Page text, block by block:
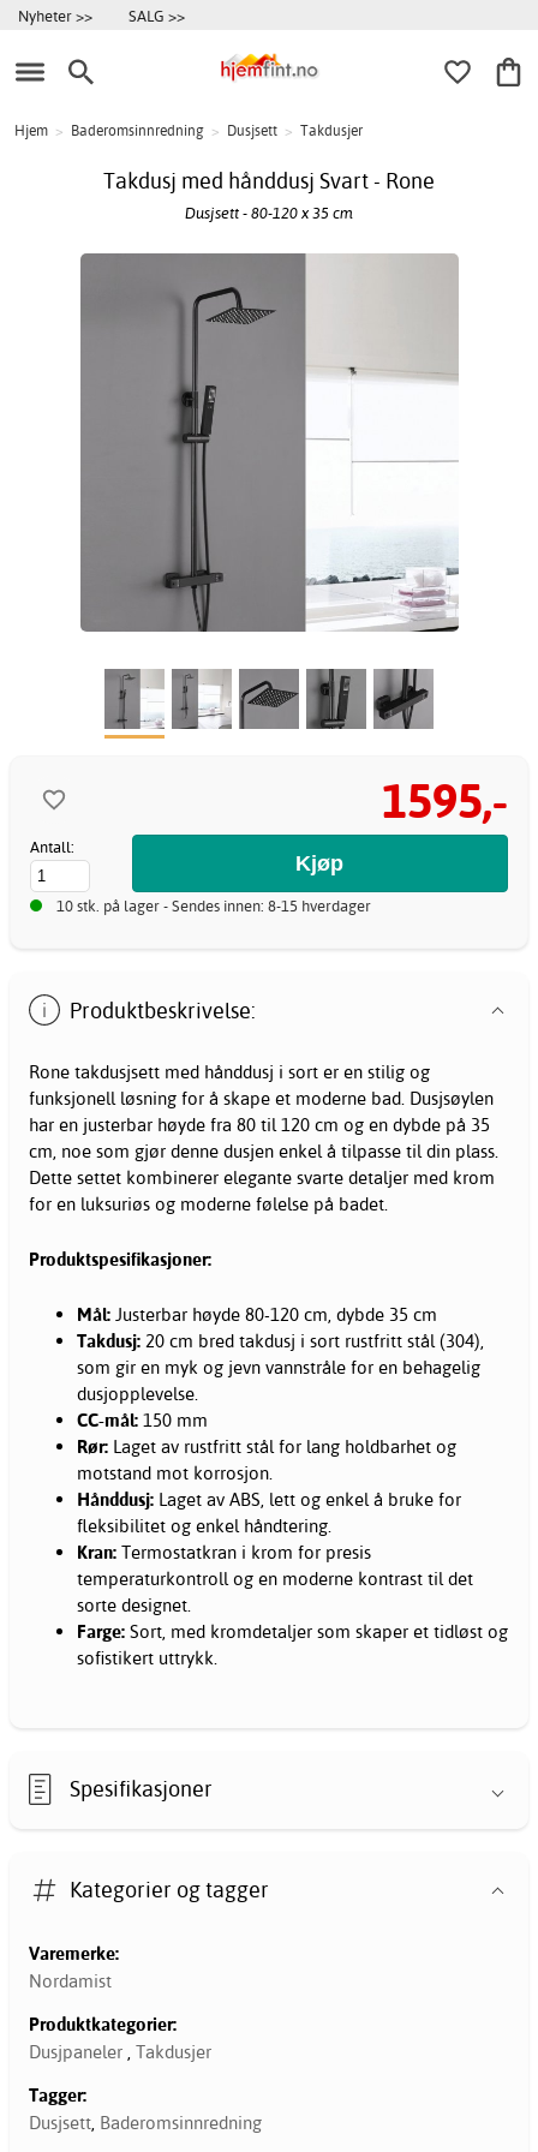
Nyheter >> SALG >>
Hjem > Baderomsinnredning > Dusjsett > Takdusjer
Takdusj med hånddusj Svart - Rone
Dusjsett - 80-120 x 35 cm
1595,-
Antall:
10 stk. på lager - Sendes innen: 8-15 hverdager
Produktbeskrivelse:
Rone takdusjsett med hånddusj i sort er en stilig og
funksjonell løsning for å skape et moderne bad. Dusjsøylen
har en justerbar høyde fra 80 til 120 cm og en dybde på 35
cm, noe som gjør denne dusjen enkel å tilpasse til din plass.
Dette settet kombinerer elegante svarte detaljer med krom
for en luksuriøs og moderne følelse på badet.
Produktspesifikasjoner:
Mål: Justerbar høyde 80-120 cm, dybde 35 cm
Takdusj: 20 cm bred takdusj i sort rustfritt stål (304),
som gir en myk og jevn vannstråle for en behagelig
dusjopplevelse.
CC-mål: 150 mm
Rør: Laget av rustfritt stål for lang holdbarhet og
motstand mot korrosjon.
Hånddusj: Laget av ABS, lett og enkel å bruke for
fleksibilitet og enkel håndtering.
Kran: Termostatkran i krom for presis
temperaturkontroll og en moderne kontrast til det
sorte designet.
Farge: Sort, med kromdetaljer som skaper et tidløst og
sofistikert uttrykk.
Spesifikasjoner
Kategorier og tagger
Varemerke:
Nordamist
Produktkategorier:
Dusjpaneler , Takdusjer
Tagger:
Dusjsett, Baderomsinnredning